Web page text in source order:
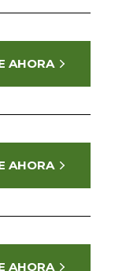
AHORA
AHORA
AHORA